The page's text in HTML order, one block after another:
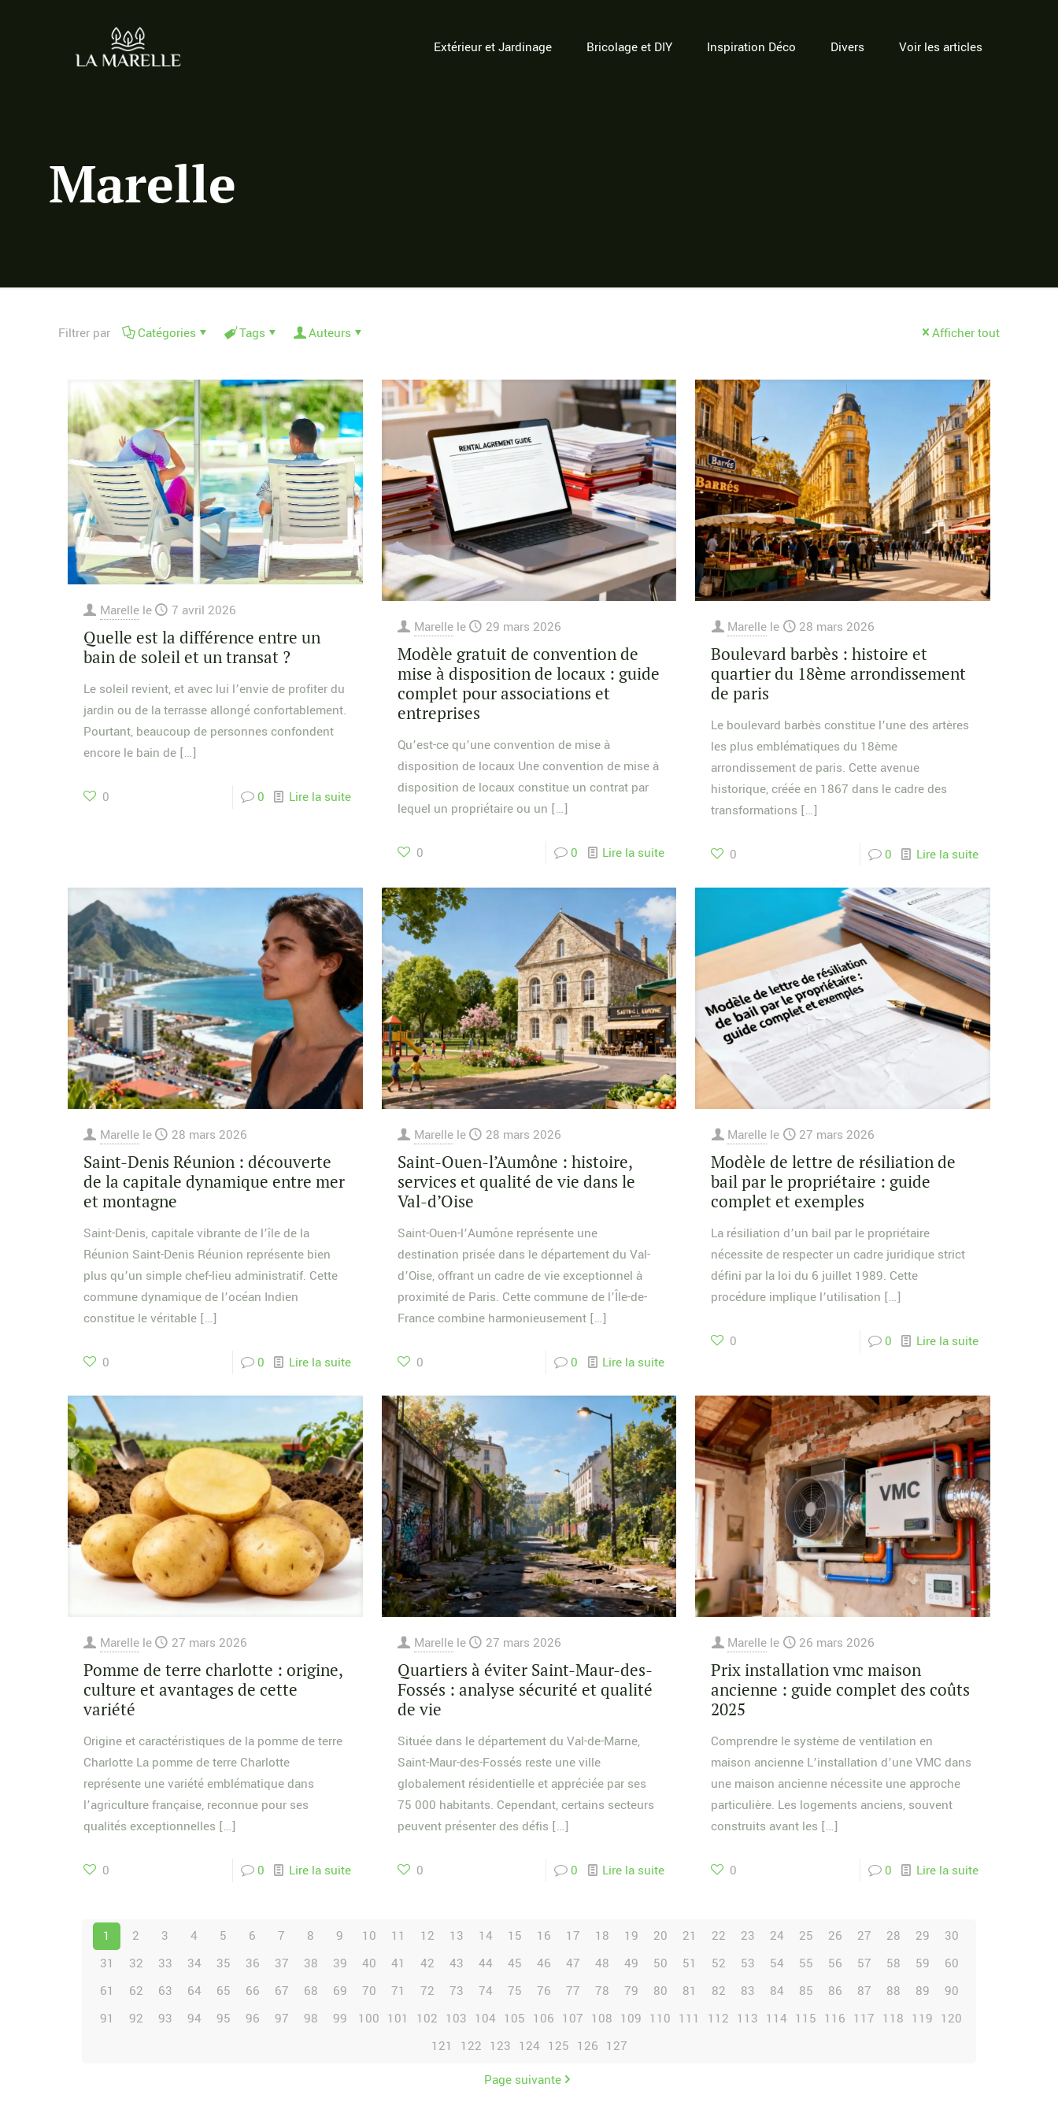
Extérieur et Jardinage Bricolage et DIY Inspiration Déco Divers Voir les articles
Marelle
Filtrer par Catégories Tags Auteurs Afficher tout
Marelle le 7 avril 2026
Quelle est la différence entre un
bain de soleil et un transat ?
Le soleil revient, et avec lui l’envie de profiter du
jardin ou de la terrasse allongé confortablement.
Pourtant, beaucoup de personnes confondent
encore le bain de[…]
0 0 Lire la suite
Marelle le 29 mars 2026
Modèle gratuit de convention de
mise à disposition de locaux : guide
complet pour associations et
entreprises
Qu’est-ce qu’une convention de mise à
disposition de locaux Une convention de mise à
disposition de locaux constitue un contrat par
lequel un propriétaire ou un […]
0 0 Lire la suite
Marelle le 28 mars 2026
Boulevard barbès : histoire et
quartier du 18ème arrondissement
de paris
Le boulevard barbès constitue l’une des artères
les plus emblématiques du 18ème
arrondissement de paris. Cette avenue
historique, créée en 1867 dans le cadre des
transformations […]
0 0 Lire la suite
Marelle le 28 mars 2026
Saint-Denis Réunion : découverte
de la capitale dynamique entre mer
et montagne
Saint-Denis, capitale vibrante de l’île de la
Réunion Saint-Denis Réunion représente bien
plus qu’un simple chef-lieu administratif. Cette
commune dynamique de l’océan Indien
constitue le véritable[…]
0 0 Lire la suite
Marelle le 28 mars 2026
Saint-Ouen-l’Aumône : histoire,
services et qualité de vie dans le
Val-d’Oise
Saint-Ouen-l’Aumône représente une
destination prisée dans le département du Val-
d’Oise, offrant un cadre de vie exceptionnel à
proximité de Paris. Cette commune de l’Île-de-
France combine harmonieusement[…]
0 0 Lire la suite
Marelle le 27 mars 2026
Modèle de lettre de résiliation de
bail par le propriétaire : guide
complet et exemples
La résiliation d’un bail par le propriétaire
nécessite de respecter un cadre juridique strict
défini par la loi du 6 juillet 1989. Cette
procédure implique l’utilisation […]
0 0 Lire la suite
Marelle le 27 mars 2026
Pomme de terre charlotte : origine,
culture et avantages de cette
variété
Origine et caractéristiques de la pomme de terre
Charlotte La pomme de terre Charlotte
représente une variété emblématique dans
l’agriculture française, reconnue pour ses
qualités exceptionnelles […]
0 0 Lire la suite
Marelle le 27 mars 2026
Quartiers à éviter Saint-Maur-des-
Fossés : analyse sécurité et qualité
de vie
Située dans le département du Val-de-Marne,
Saint-Maur-des-Fossés reste une ville
globalement résidentielle et appréciée par ses
75 000 habitants. Cependant, certains secteurs
peuvent présenter des défis […]
0 0 Lire la suite
Marelle le 26 mars 2026
Prix installation vmc maison
ancienne : guide complet des coûts
2025
Comprendre le système de ventilation en
maison ancienne L’installation d’une VMC dans
une maison ancienne nécessite une approche
particulière. Les logements anciens, souvent
construits avant les […]
0 0 Lire la suite
1 2 3 4 5 6 7 8 9 10 11 12 13 14 15 16 17 18 19 20 21 22 23 24 25 26 27 28 29
30
31
32 33 34 35 36 37 38 39 40 41 42 43 44 45 46 47 48 49 50 51 52 53 54 55 56 57 58 59
60
61
62 63 64 65 66 67 68 69 70 71 72 73 74 75 76 77 78 79 80 81 82 83 84 85 86 87 88 89
90
91
92 93 94 95 96 97 98 99 100 101 102 103 104 105 106 107 108 109 110 111 112 113 114 115 116 117 118 119 120
121
122 123 124 125 126 127
Page suivante